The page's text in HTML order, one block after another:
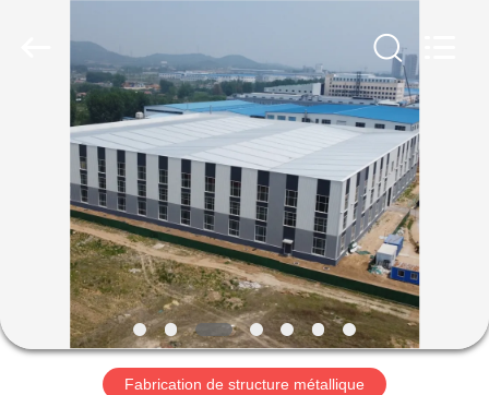
MAISON
PRODUITS
VIDÉOS
VR
SHOW
Fabrication de structure métallique